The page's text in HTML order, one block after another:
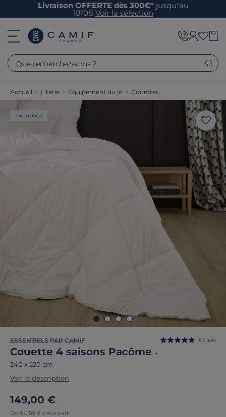
Livraison OFFERTE dès 300€* jusqu’au
18/08 Voir la sélection
Que recherchez-vous ?
Accueil > Literie > Equipement du lit > Couettes
Exclusivité
ESSENTIELS PAR CAMIF
Couette 4 saisons Pacôme -
240 x 220 cm
53 avis
Voir la description
149,00 €
Dont 0,80 € d'éco-part